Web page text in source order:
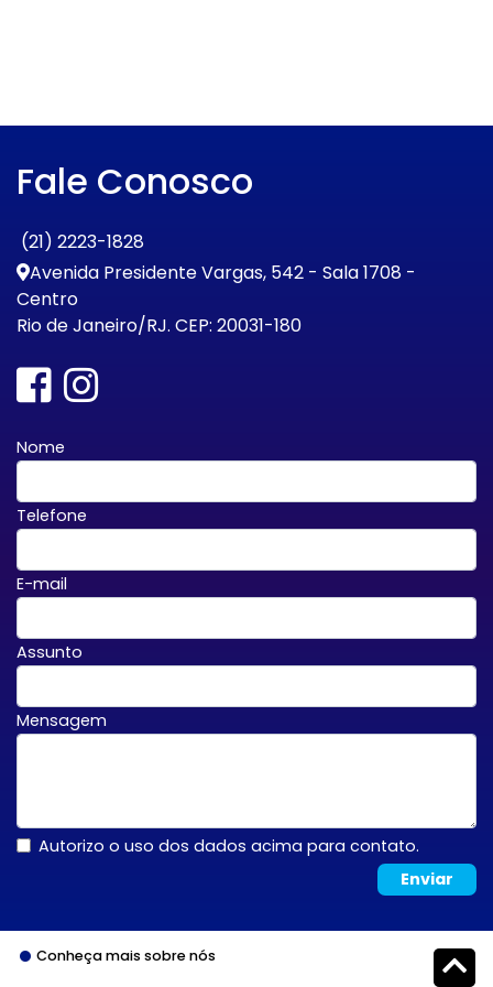
Fale Conosco
(21) 2223-1828
Avenida Presidente Vargas, 542 - Sala 1708 -
Centro
Rio de Janeiro/RJ. CEP: 20031-180
Nome
Telefone
E-mail
Assunto
Mensagem
Autorizo o uso dos dados acima para contato.
Enviar
Conheça mais sobre nós